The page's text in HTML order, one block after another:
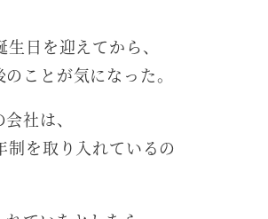
日を迎えてから、
ことが気になった。
社は、
制を取り入れているの